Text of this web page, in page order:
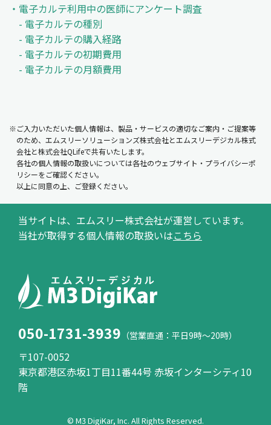
電子カルテ利用中の医師にアンケート調査
- 電子カルテの種別
- 電子カルテの購入経路
- 電子カルテの初期費用
- 電子カルテの月額費用
※ご入力いただいた個人情報は、製品・サービスの適切なご案内・ご提案等
のため、エムスリーソリューションズ株式会社とエムスリーデジカル株式
会社と株式会社QLifeで共有いたします。
各社の個人情報の取扱いについては各社のウェブサイト・プライバシーポ
リシーをご確認ください。
以上に同意の上、ご登録ください。
当サイトは、エムスリー株式会社が運営しています。
当社が取得する個人情報の取扱いはこちら
050-1731-3939 （営業直通：平日9時～20時）
〒107-0052
東京都港区赤坂1丁目11番44号 赤坂インターシティ10
階
© M3 DigiKar, Inc. All Rights Reserved.